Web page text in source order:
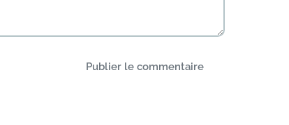
Publier le commentaire